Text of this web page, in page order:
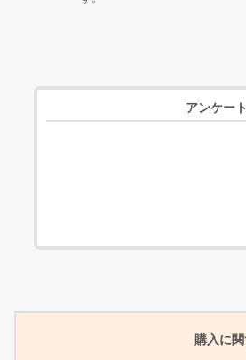
アンケー
購入に